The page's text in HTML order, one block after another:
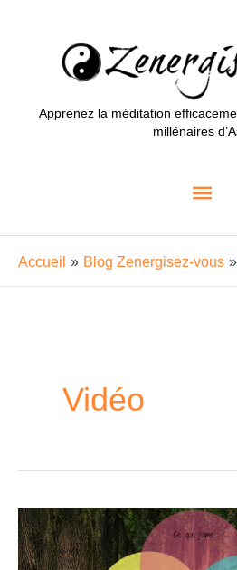
Apprenez la méditation
millénaires
Accueil Blog Zenergisez-vous
Vidéo